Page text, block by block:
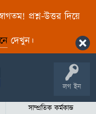
প্রশ্ন-উত্তর দিয়ে
দেখুন।
লগ ইন
সাম্প্রতিক কর্মকান্ড